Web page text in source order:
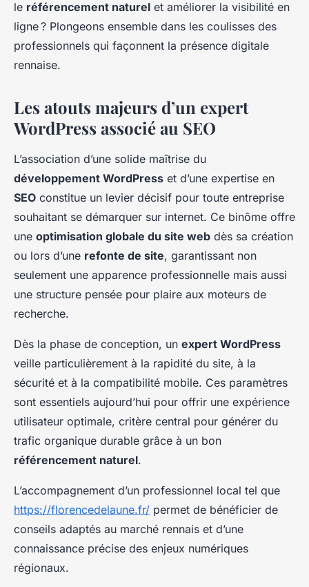
le référencement naturel et améliorer la visibilité en
ligne ? Plongeons ensemble dans les coulisses des
professionnels qui façonnent la présence digitale
rennaise.
Les atouts majeurs d’un expert
WordPress associé au SEO
L’association d’une solide maîtrise du
développement WordPress et d’une expertise en
SEO constitue un levier décisif pour toute entreprise
souhaitant se démarquer sur internet. Ce binôme offre
une optimisation globale du site web dès sa création
ou lors d’une refonte de site, garantissant non
seulement une apparence professionnelle mais aussi
une structure pensée pour plaire aux moteurs de
recherche.
Dès la phase de conception, un expert WordPress
veille particulièrement à la rapidité du site, à la
sécurité et à la compatibilité mobile. Ces paramètres
sont essentiels aujourd’hui pour offrir une expérience
utilisateur optimale, critère central pour générer du
trafic organique durable grâce à un bon
référencement naturel.
L’accompagnement d’un professionnel local tel que
https://florencedelaune.fr/ permet de bénéficier de
conseils adaptés au marché rennais et d’une
connaissance précise des enjeux numériques
régionaux.